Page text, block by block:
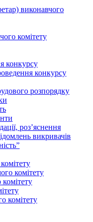
виконавчого
комітету
конкурсу
конкурсу
розпорядку
роз’яснення
викривачів
комітету
комітету
комітету